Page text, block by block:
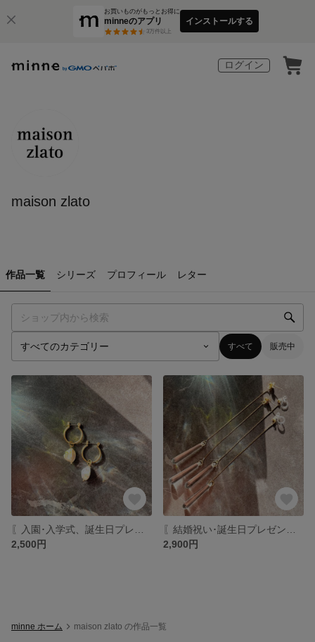
お買いものがもっとお得に
minneのアプリ
3万件以上
インストールする
ログイン
maison zlato
作品一覧 シリーズ プロフィール レター
すべて 販売中
2,500円
2,900円
minne ホーム maison zlato の作品一覧